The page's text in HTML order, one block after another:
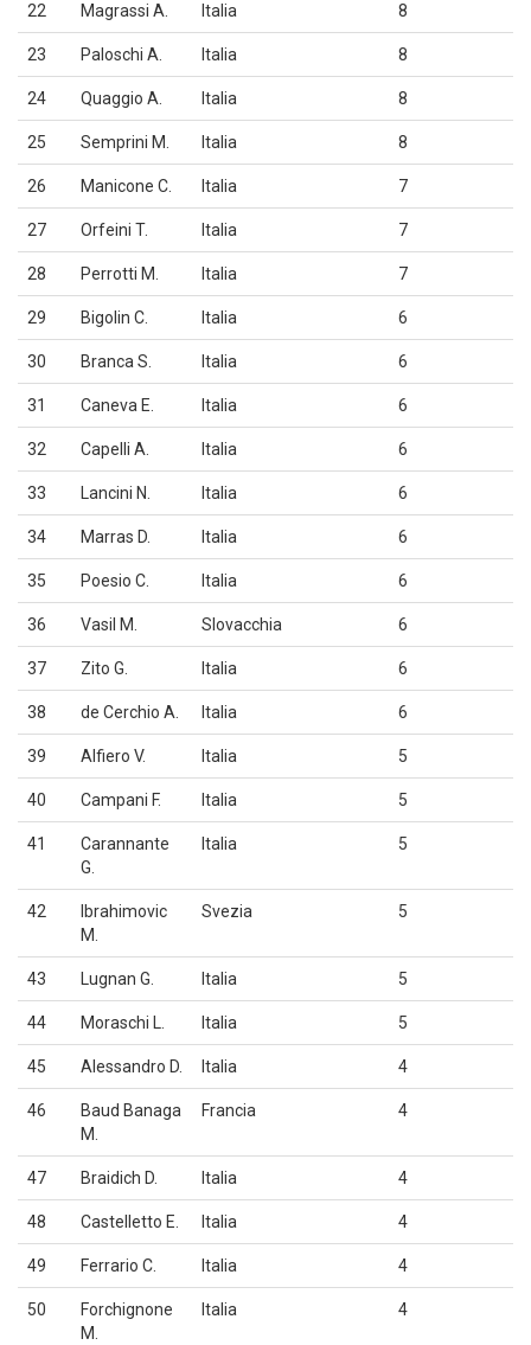
22 Magrassi A. Italia 8
23 Paloschi A. Italia 8
24 Quaggio A. Italia 8
25 Semprini M. Italia 8
26 Manicone C. Italia 7
27 Orfeini T. Italia 7
28 Perrotti M. Italia 7
29 Bigolin C. Italia 6
30 Branca S. Italia 6
31 Caneva E. Italia 6
32 Capelli A. Italia 6
33 Lancini N. Italia 6
34 Marras D. Italia 6
35 Poesio C. Italia 6
36 Vasil M. Slovacchia 6
37 Zito G. Italia 6
38 de Cerchio A. Italia 6
39 Alfiero V. Italia 5
40 Campani F. Italia 5
41
Carannante
G.
Italia 5
42
Ibrahimovic
M.
Svezia 5
43 Lugnan G. Italia 5
44 Moraschi L. Italia 5
45 Alessandro D. Italia 4
46
Baud Banaga
M.
Francia 4
47 Braidich D. Italia 4
48 Castelletto E. Italia 4
49 Ferrario C. Italia 4
50
Forchignone
M.
Italia 4